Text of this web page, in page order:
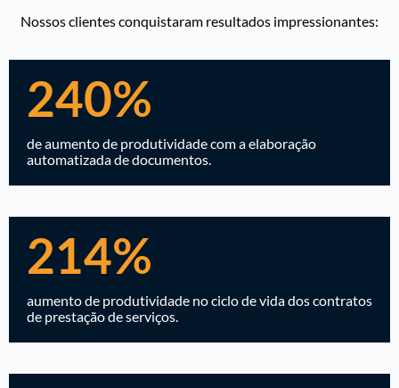
Nossos clientes conquistaram resultados impressionantes:
240%
de aumento de produtividade com a elaboração
automatizada de documentos.
214%
aumento de produtividade no ciclo de vida dos contratos
de prestação de serviços.